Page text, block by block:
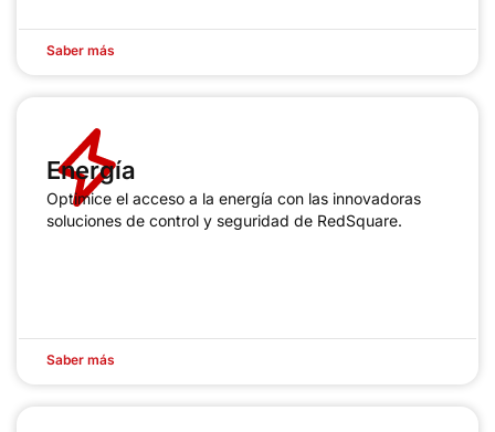
Saber más
Energía
Optimice el acceso a la energía con las innovadoras
soluciones de control y seguridad de RedSquare.
Saber más